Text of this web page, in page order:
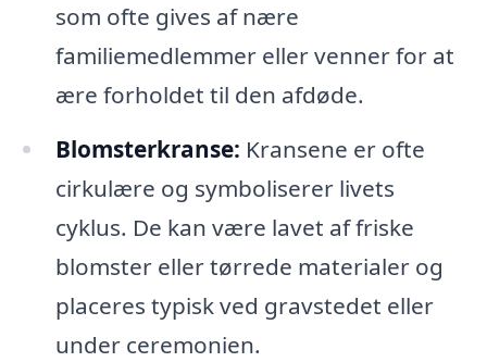
som ofte gives af nære
familiemedlemmer eller venner for at
ære forholdet til den afdøde.
Blomsterkranse: Kransene er ofte
cirkulære og symboliserer livets
cyklus. De kan være lavet af friske
blomster eller tørrede materialer og
placeres typisk ved gravstedet eller
under ceremonien.